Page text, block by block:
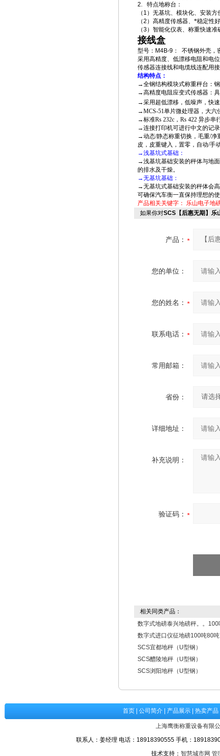
2. 特点地称台：
（ 1 ）无基坑、模块化、安装方
（2 ）高精度传感器、*稳定性
（3）智能化仪表、称重快速准
接线盒
型号： M4B-9：
不锈钢外壳，
采用高精度、低漂移电阻和电
传感器连接线和电缆线连配用
结构特点：
→全钢结构模块式称重秤台：
→高精度电阻应变式传感器：
→采用超低漂移，低噪声，快
→MCS-51单片微处理器，大六
→标准Rs 232c，Rs 422 异步
→连接打印机可进行中文的记
→动态/静态称重切换，毛重/净
皮，皮重键入，置零，自动/手
→浅基坑式基础：
→浅基坑基础安装的秤体与地
的排水及干燥。
→无基坑基础：
→无基坑式基础安装的秤体会
可确保汽车衡一直保持理想的
产品相关关键字： 乐山电子地
如果你对SCS【后惠无期】乐
产品：
您的单位：
您的姓名：
联系电话：
常用邮箱：
省份：
详细地址：
补充说明：
验证码：
相关同类产品：
数字式地磅泰兴地磅秤。。
数字式进口仪征地磅100吨80
SCS宜都地秤（U型钢）
SCS醴陵地秤（U型钢）
SCS浏阳地秤（U型钢）
首页 公司简介 产品展示 热卖产品
上海鹰衡称重设备有限
联系人：姜经理 电话：18918390555 手机：
技术支持： 智慧城市网 管